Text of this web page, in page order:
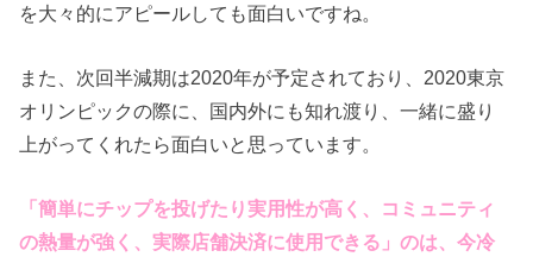
を大々的にアピールしても面白いですね。
また、次回半減期は2020年が予定されており、2020東京
オリンピックの際に、国内外にも知れ渡り、一緒に盛り
上がってくれたら面白いと思っています。
「簡単にチップを投げたり実用性が高く、コミュニティ
の熱量が強く、実際店舗決済に使用できる」のは、今冷